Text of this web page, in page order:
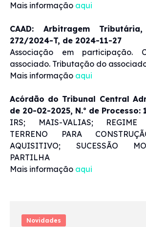
Novidades
Mais informação aqui
CAAD: Arbitragem
272/2024-T, de 2024-11-27
Associação em participação.
associado. Tributação do
Mais informação aqui
Acórdão do Tribunal Central
de 20-02-2025, N.º de Processo:
IRS; MAIS-VALIAS; REGIME
TERRENO PARA
AQUISITIVO; SUCESSÃO
PARTILHA
Mais informação aqui